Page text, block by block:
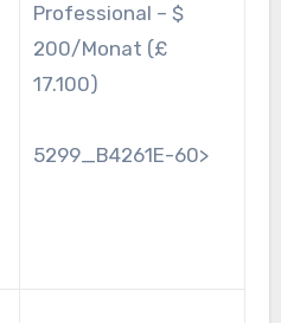
Professional – $
200/Monat (£
17.100)
5299_B4261E-60>